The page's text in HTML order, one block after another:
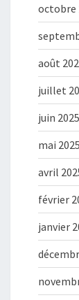
octobre
août
juillet
juin 2025
mai 2025
avril
février
janvier